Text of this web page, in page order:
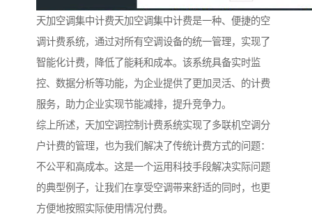
天加空调集中计费天加空调集中计费是一种、便捷的空
调计费系统，通过对所有空调设备的统一管理，实现了
智能化计费，降低了能耗和成本。该系统具备实时监
控、数据分析等功能，为企业提供了更加灵活、的计费
服务，助力企业实现节能减排，提升竞争力。
综上所述，天加空调控制计费系统实现了多联机空调分
户计费的管理，也为我们解决了传统计费方式的问题：
不公平和高成本。这是一个运用科技手段解决实际问题
的典型例子，让我们在享受空调带来舒适的同时，也更
方便地按照实际使用情况付费。